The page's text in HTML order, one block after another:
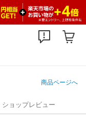
商品ページへ
ショップレビュー